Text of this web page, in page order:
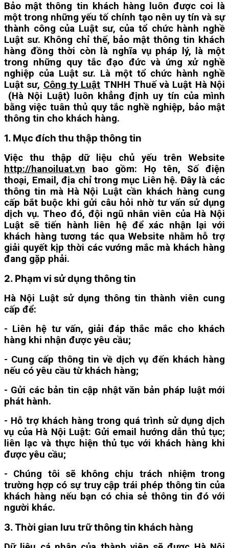
Bảo mật thông tin khách hàng luôn được coi là
một trong những yếu tố chính tạo nên uy tín và sự
thành công của Luật sư, của tổ chức hành nghề
Luật sư. Không chỉ thế, bảo mật thông tin khách
hàng đồng thời còn là nghĩa vụ pháp lý, là một
trong những quy tắc đạo đức và ứng xử nghề
nghiệp của Luật sư. Là một tổ chức hành nghề
Luật sư, Công ty Luật TNHH Thuế và Luật Hà Nội
(Hà Nội Luật) luôn khẳng định uy tín của mình
bằng việc tuân thủ quy tắc nghề nghiệp, bảo mật
thông tin cho khách hàng.
1. Mục đích thu thập thông tin
Việc thu thập dữ liệu chủ yếu trên Website
http://hanoiluat.vn bao gồm: Họ tên, Số điện
thoại, Email, địa chỉ trong mục Liên hệ. Đây là các
thông tin mà Hà Nội Luật cần khách hàng cung
cấp bắt buộc khi gửi câu hỏi nhờ tư vấn sử dụng
dịch vụ. Theo đó, đội ngũ nhân viên của Hà Nội
Luật sẽ tiến hành liên hệ để xác nhận lại với
khách hàng tương tác qua Website nhằm hỗ trợ
giải quyết kịp thời các vướng mắc mà khách hàng
đang gặp phải.
2. Phạm vi sử dụng thông tin
Hà Nội Luật sử dụng thông tin thành viên cung
cấp để:
- Liên hệ tư vấn, giải đáp thắc mắc cho khách
hàng khi nhận được yêu cầu;
- Cung cấp thông tin về dịch vụ đến khách hàng
nếu có yêu cầu từ khách hàng;
- Gửi các bản tin cập nhật văn bản pháp luật mới
phát hành.
- Hỗ trợ khách hàng trong quá trình sử dụng dịch
vụ của Hà Nội Luật: Gửi email hướng dẫn thủ tục;
liên lạc và thực hiện thủ tục với khách hàng khi
được yêu cầu;
- Chúng tôi sẽ không chịu trách nhiệm trong
trường hợp có sự truy cập trái phép thông tin của
khách hàng nếu bạn có chia sẻ thông tin đó với
người khác.
3. Thời gian lưu trữ thông tin khách hàng